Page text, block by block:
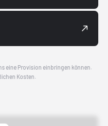
eine Provision einbringen können.
Kosten.